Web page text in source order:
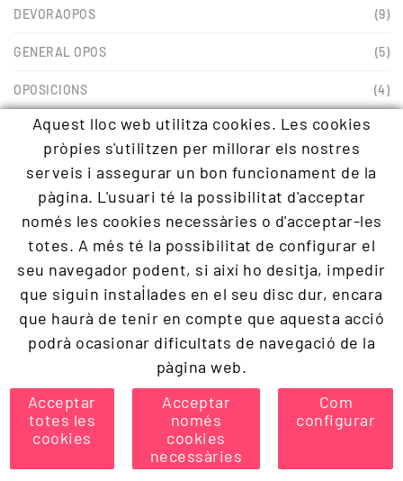
DEVORAOPOS (9)
GENERAL OPOS (5)
OPOSICIONS (4)
OPOSICIONS 2025
OPOSICIONS 2026
OPOSICIONS 2027
OPOSICIONS COMUNITAT VALENCIANA
OPOSICIONS INFANTIL (1)
OPOSICIONS PRIMÀRIA (1)
ORIENTACIÓ EDUCATIVA
Aquest lloc web utilitza cookies. Les cookies
pròpies s'utilitzen per millorar els nostres
serveis i assegurar un bon funcionament de la
pàgina. L'usuari té la possibilitat d'acceptar
només les cookies necessàries o d'acceptar-les
totes. A més té la possibilitat de configurar el
seu navegador podent, si així ho desitja, impedir
que siguin instal·lades en el seu disc dur, encara
que haurà de tenir en compte que aquesta acció
podrà ocasionar dificultats de navegació de la
pàgina web.
Acceptar
totes les
cookies
Acceptar
només
cookies
necessàries
Com
configurar